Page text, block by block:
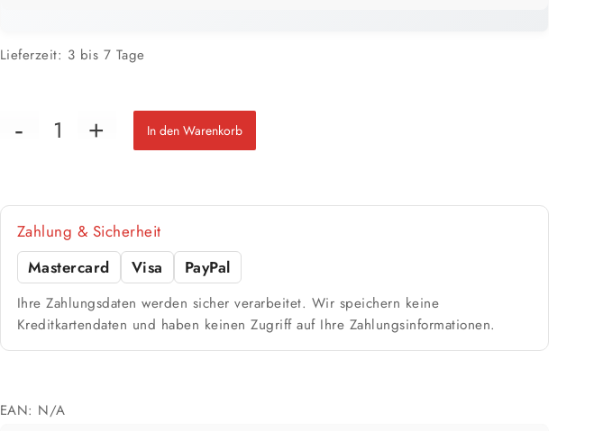
1 Anstrich
bis ca.
🎨 Jetziger Zustand
Farbig / dunkel
2 Anstriche empfohlen
Weiß / hell
1 Anstrich reicht meist
Werte sind Richtwerte und können je nach Untergrund und Werkzeug abweichen. Für 10 % Reserve wird automatisch
Lieferzeit: 3 bis 7 Tage
In den Warenkorb
Zahlung & Sicherheit
Mastercard
Visa PayPal
Ihre Zahlungsdaten werden sicher verarbeitet. Wir speichern keine
Kreditkartendaten und haben keinen Zugriff auf Ihre Zahlungsinformationen.
EAN: N/A